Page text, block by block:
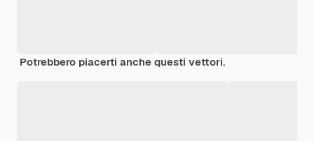
Potrebbero piacerti anche questi vettori.